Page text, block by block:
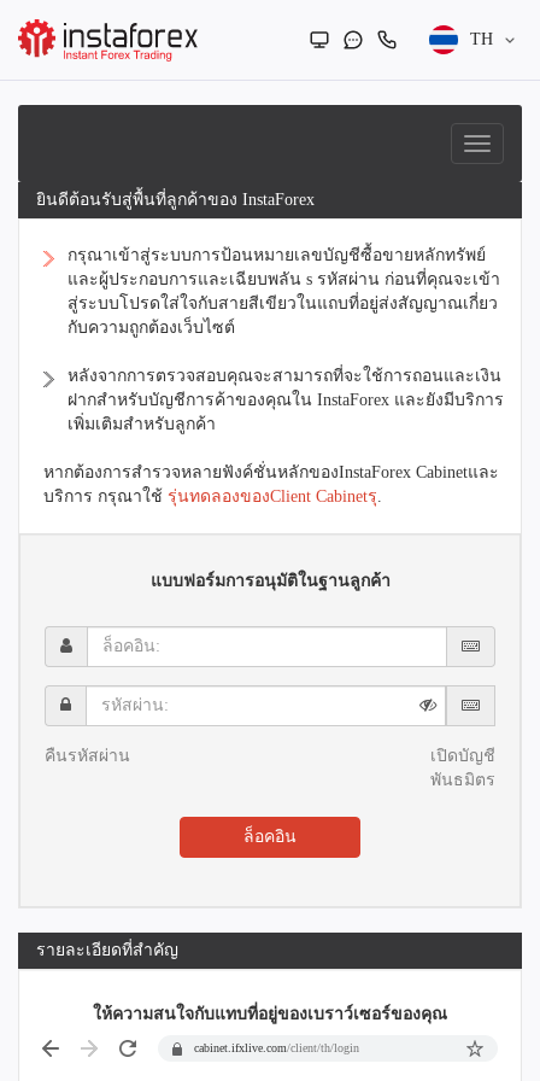
TH
ยินดีต้อนรับสู่พื้นที่ลูกค้าของ InstaForex
กรุณาเข้าสู่ระบบการป้อนหมายเลขบัญชีซื้อขายหลักทรัพย์
และผู้ประกอบการและเฉียบพลัน s รหัสผ่าน ก่อนที่คุณจะเข้า
สู่ระบบโปรดใส่ใจกับสายสีเขียวในแถบที่อยู่ส่งสัญญาณเกี่ยว
กับความถูกต้องเว็บไซต์
หลังจากการตรวจสอบคุณจะสามารถที่จะใช้การถอนและเงิน
ฝากสำหรับบัญชีการค้าของคุณใน InstaForex และยังมีบริการ
เพิ่มเติมสำหรับลูกค้า
หากต้องการสำรวจหลายฟังค์ชั่นหลักของInstaForex Cabinetและ
บริการ กรุณาใช้ รุ่นทดลองของClient Cabinetรุ.
แบบฟอร์มการอนุมัติในฐานลูกค้า
ล็อค
อิน:
รหัส
ผ่าน:
คืนรหัสผ่าน
เปิดบัญชี
พันธมิตร
ล็อคอิน
รายละเอียดที่สำคัญ
ให้ความสนใจกับแทบที่อยู่ของเบราว์เซอร์ของคุณ
cabinet.ifxlive.com/client/th/login